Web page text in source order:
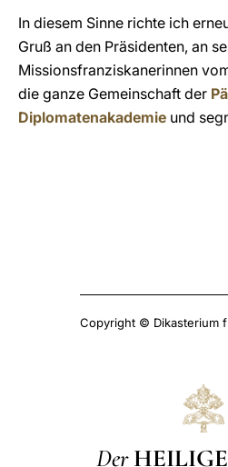
In diesem Sinne richte ich
Gruß an den Präsidenten, an
Missionsfranziskanerinnen
die ganze Gemeinschaft der
Diplomatenakademie und
Copyright © Dikasterium
Der